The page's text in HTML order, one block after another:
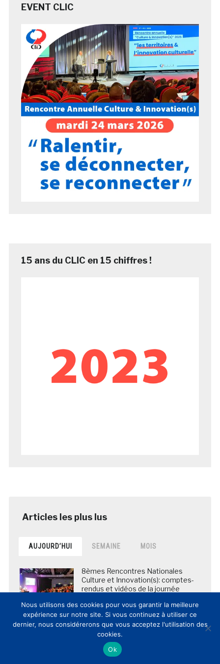
EVENT CLIC
15 ans du CLIC en 15 chiffres !
AUJOURD’HUI SEMAINE MOIS
8èmes Rencontres Nationales
Culture et Innovation(s): comptes-
rendus et vidéos de la journée
Fragilisée par la crise du covid-19, la
Galerie des Offices a vendu la
version NFT d’une peinture de
Nous utilisons des cookies pour vous garantir la meilleure
expérience sur notre site. Si vous continuez à utiliser ce
dernier, nous considérerons que vous acceptez l'utilisation des
cookies.
Ok